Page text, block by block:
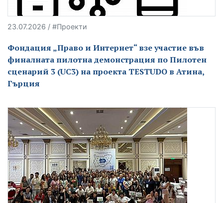
23.07.2026 / #Проекти
Фондация „Право и Интернет“ взе участие във
финалната пилотна демонстрация по Пилотен
сценарий 3 (UC3) на проекта TESTUDO в Атина,
Гърция